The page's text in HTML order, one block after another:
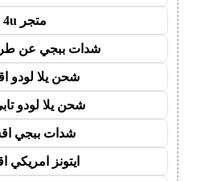
متجر 4u
شدات ببجي عن
شحن يلا لودو
شحن يلا لودو
شدات ببجي
ايتونز امريكي